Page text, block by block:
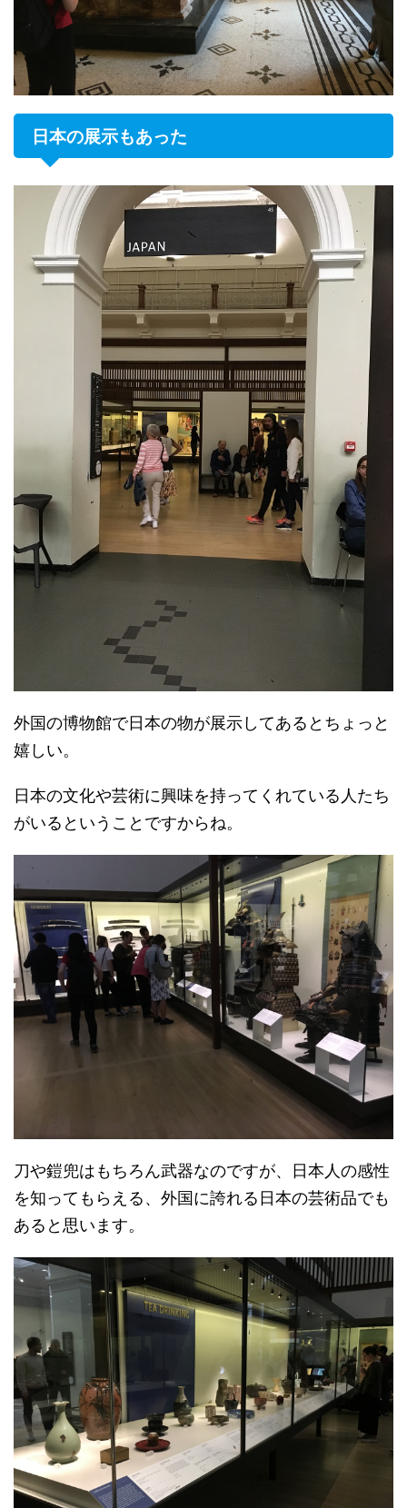
日本の展示もあった
外国の博物館で日本の物が展示してあるとちょっと
嬉しい。
日本の文化や芸術に興味を持ってくれている人たち
がいるということですからね。
刀や鎧兜はもちろん武器なのですが、日本人の感性
を知ってもらえる、外国に誇れる日本の芸術品でも
あると思います。